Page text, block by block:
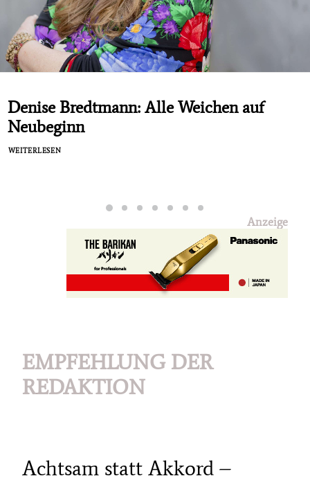
SUCHE
Denise Bredtmann: Alle Weichen auf
Neubeginn
WEITERLESEN
Anzeige
EMPFEHLUNG DER
REDAKTION
Achtsam statt Akkord –